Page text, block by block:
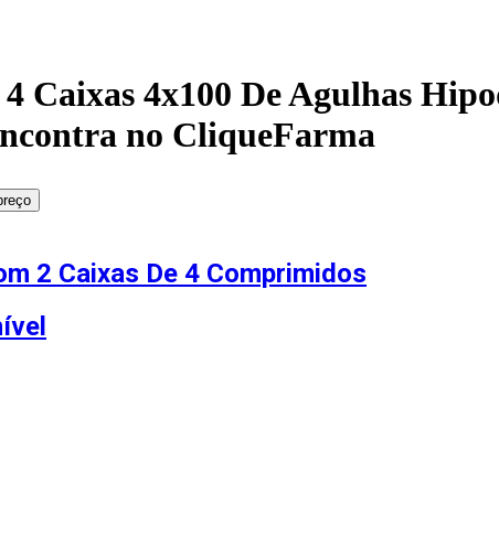
Caixas 4x100 De Agulhas
no CliqueFarma
2 Caixas De 4 Comprimidos